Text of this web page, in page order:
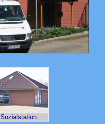
Sozialstation